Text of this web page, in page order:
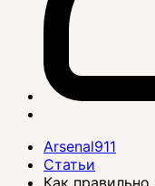
Arsenal911
Статьи
Как